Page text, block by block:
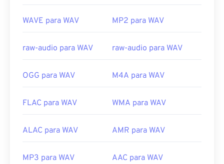
center-sdk/bb188788(v=msdn.10)
Links úteis:
https://en.wikipedia.org/wiki/WAV
audio-wav
WAVE para WAV MP2 para WAV
raw-audio para WAV raw-audio para WAV
OGG para WAV M4A para WAV
FLAC para WAV WMA para WAV
ALAC para WAV AMR para WAV
MP3 para WAV AAC para WAV